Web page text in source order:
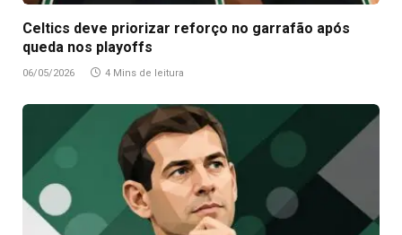
Celtics deve priorizar reforço no garrafão após
queda nos playoffs
06/05/2026 4 Mins de leitura